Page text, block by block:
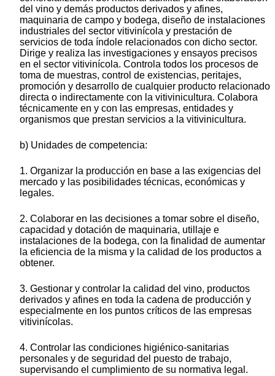
del vino y demás productos derivados y afines,
maquinaria de campo y bodega, diseño de instalaciones
industriales del sector vitivinícola y prestación de
servicios de toda índole relacionados con dicho sector.
Dirige y realiza las investigaciones y ensayos precisos
en el sector vitivinícola. Controla todos los procesos de
toma de muestras, control de existencias, peritajes,
promoción y desarrollo de cualquier producto relacionado
directa o indirectamente con la vitivinicultura. Colabora
técnicamente en y con las empresas, entidades y
organismos que prestan servicios a la vitivinicultura.
b) Unidades de competencia:
1. Organizar la producción en base a las exigencias del
mercado y las posibilidades técnicas, económicas y
legales.
2. Colaborar en las decisiones a tomar sobre el diseño,
capacidad y dotación de maquinaria, utillaje e
instalaciones de la bodega, con la finalidad de aumentar
la eficiencia de la misma y la calidad de los productos a
obtener.
3. Gestionar y controlar la calidad del vino, productos
derivados y afines en toda la cadena de producción y
especialmente en los puntos críticos de las empresas
vitivinícolas.
4. Controlar las condiciones higiénico-sanitarias
personales y de seguridad del puesto de trabajo,
supervisando el cumplimiento de su normativa legal.